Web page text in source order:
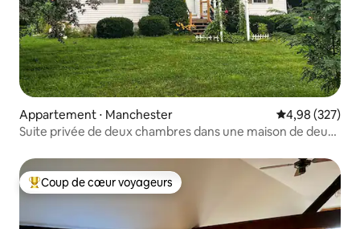
Appartement ⋅ Manchester Évaluation
4,98 (327)
Suite privée de deux chambres dans une maison de deux
Coups de cœur voyageurs les plus appréciés
Coup de cœur voyageurs